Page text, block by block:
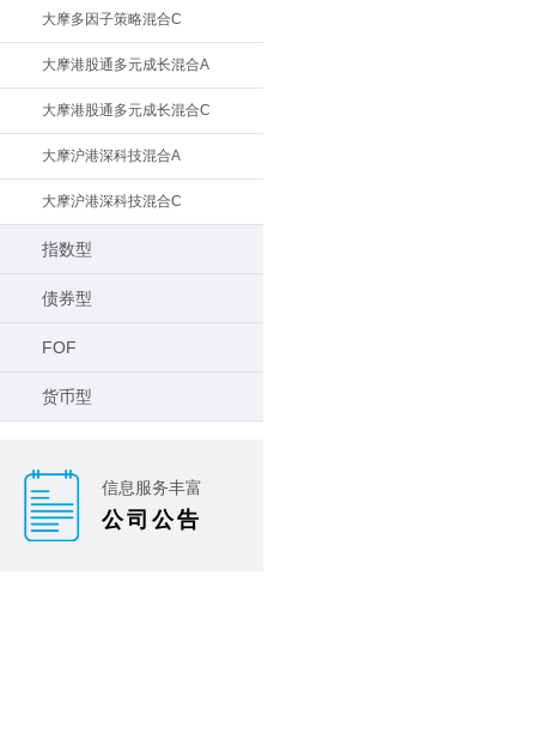
大摩多因子策略混合C
大摩港股通多元成长混合A
大摩港股通多元成长混合C
大摩沪港深科技混合A
大摩沪港深科技混合C
指数型
债券型
FOF
货币型
信息服务丰富
公司公告